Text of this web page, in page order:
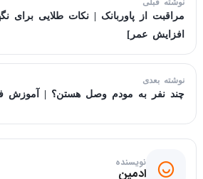
نوشته قبلی
مراقبت از پاوربانک | نکات طلایی برای
افزایش عمر]
نوشته بعدی
چند نفر به مودم وصل هستن؟ | آموزش
نویسنده
ادمین